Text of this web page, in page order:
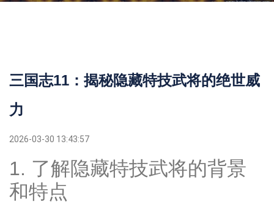
三国志11：揭秘隐藏特技武将的绝世威
力
2026-03-30 13:43:57
1. 了解隐藏特技武将的背景
和特点